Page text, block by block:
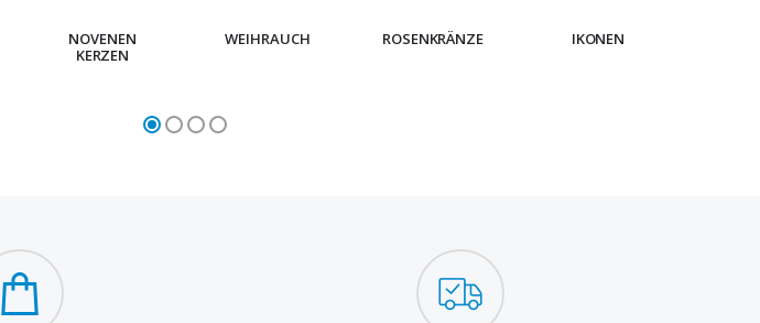
NOVENEN
KERZEN
WEIHRAUCH ROSENKRÄNZE IKONEN